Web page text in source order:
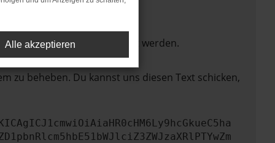
nicht mehr unterstützt werden.
zu beheben. Du kannst uns diesen Text schicken,
Alle akzeptieren